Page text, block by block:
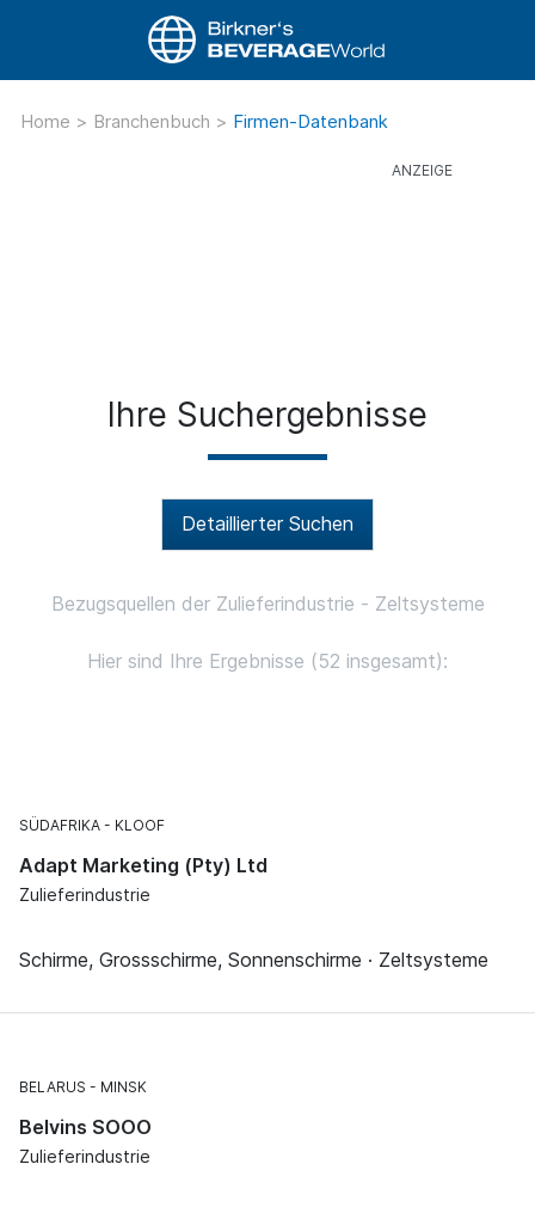
Home > Branchenbuch > Firmen-Datenbank
Ihre Suchergebnisse
Detaillierter Suchen
Bezugsquellen der Zulieferindustrie - Zeltsysteme
Hier sind Ihre Ergebnisse (52 insgesamt):
SÜDAFRIKA KLOOF
Adapt Marketing (Pty) Ltd
Zulieferindustrie
Schirme, Grossschirme, Sonnenschirme · Zeltsysteme
BELARUS MINSK
Belvins SOOO
Zulieferindustrie